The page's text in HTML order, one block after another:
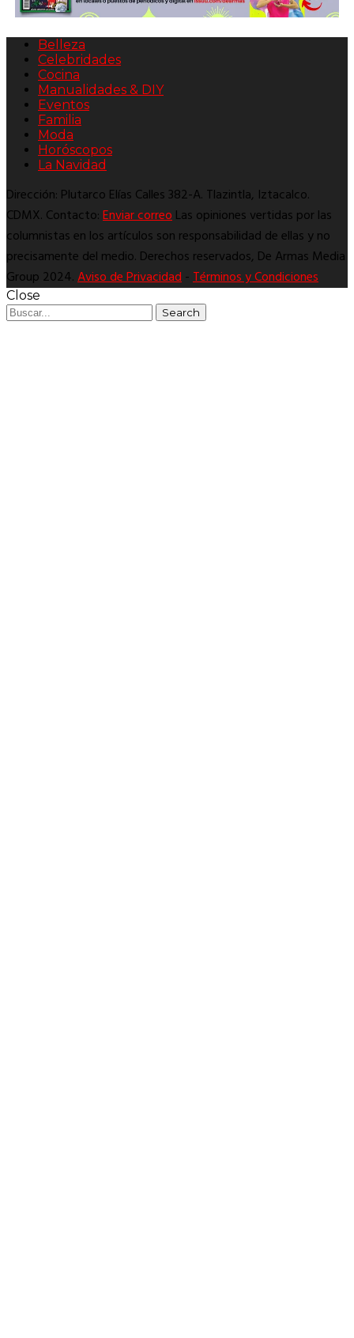
Belleza
Celebridades
Cocina
Manualidades & DIY
Eventos
Familia
Moda
Horóscopos
La Navidad
Dirección: Plutarco Elías Calles 382-A. Tlazintla, Iztacalco.
CDMX. Contacto:Enviar correoLas opiniones vertidas por las
columnistas en los artículos son responsabilidad de ellas y no
precisamente del medio. Derechos reservados, De Armas Media
Group 2024.Aviso de Privacidad-Términos y Condiciones
Close